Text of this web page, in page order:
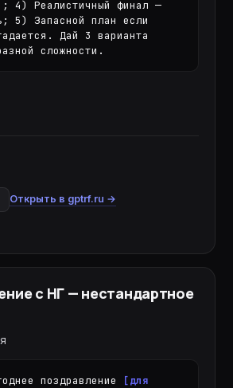
4) Реалистичный финал —
5) Запасной план если
Дай 3 варианта
сложности.
Открыть в gptrf.ru →
с НГ — нестандартное
поздравление [для